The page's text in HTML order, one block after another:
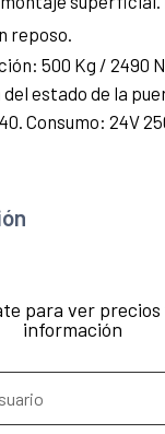
reposo.
500 Kg / 2490 N.
estado de la
Consumo: 24V
para ver precios
información